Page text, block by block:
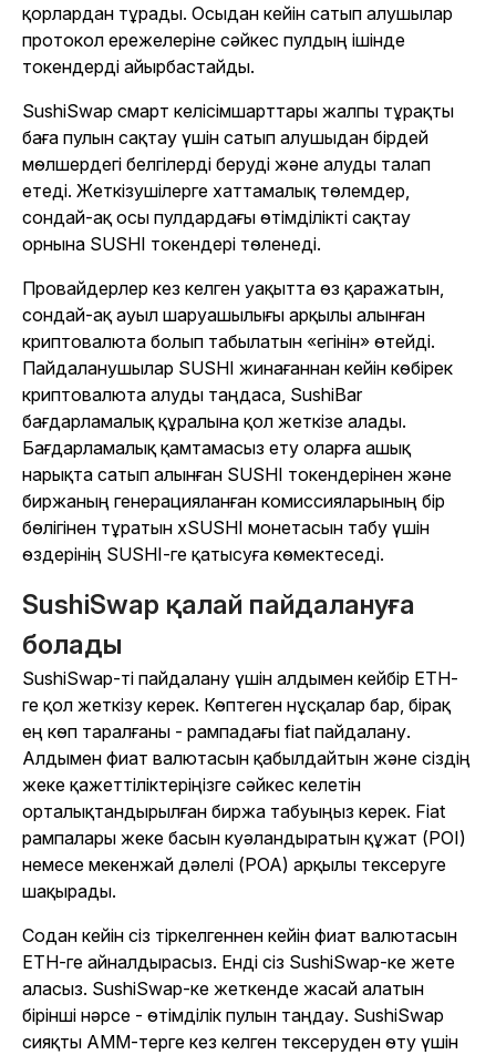
қорлардан тұрады. Осыдан кейін сатып алушылар
протокол ережелеріне сәйкес пулдың ішінде
токендерді айырбастайды.
SushiSwap смарт келісімшарттары жалпы тұрақты
баға пулын сақтау үшін сатып алушыдан бірдей
мөлшердегі белгілерді беруді және алуды талап
етеді. Жеткізушілерге хаттамалық төлемдер,
сондай-ақ осы пулдардағы өтімділікті сақтау
орнына SUSHI токендері төленеді.
Провайдерлер кез келген уақытта өз қаражатын,
сондай-ақ ауыл шаруашылығы арқылы алынған
криптовалюта болып табылатын «егінін» өтейді.
Пайдаланушылар SUSHI жинағаннан кейін көбірек
криптовалюта алуды таңдаса, SushiBar
бағдарламалық құралына қол жеткізе алады.
Бағдарламалық қамтамасыз ету оларға ашық
нарықта сатып алынған SUSHI токендерінен және
биржаның генерацияланған комиссияларының бір
бөлігінен тұратын xSUSHI монетасын табу үшін
өздерінің SUSHI-ге қатысуға көмектеседі.
SushiSwap қалай пайдалануға
болады
SushiSwap-ті пайдалану үшін алдымен кейбір ETH-
ге қол жеткізу керек. Көптеген нұсқалар бар, бірақ
ең көп таралғаны - рампадағы fiat пайдалану.
Алдымен фиат валютасын қабылдайтын және сіздің
жеке қажеттіліктеріңізге сәйкес келетін
орталықтандырылған биржа табуыңыз керек. Fiat
рампалары жеке басын куәландыратын құжат (POI)
немесе мекенжай дәлелі (POA) арқылы тексеруге
шақырады.
Содан кейін сіз тіркелгеннен кейін фиат валютасын
ETH-ге айналдырасыз. Енді сіз SushiSwap-ке жете
аласыз. SushiSwap-ке жеткенде жасай алатын
бірінші нәрсе - өтімділік пулын таңдау. SushiSwap
сияқты AMM-терге кез келген тексеруден өту үшін